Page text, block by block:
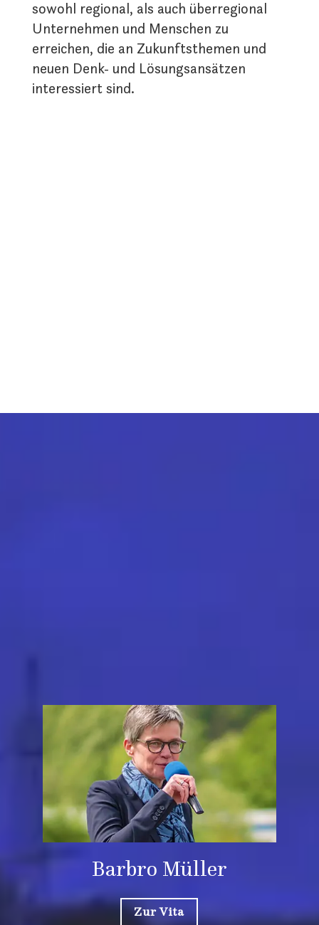
sowohl regional, als auch überregional
Unternehmen und Menschen zu
erreichen, die an Zukunftsthemen und
neuen Denk- und Lösungsansätzen
interessiert sind.
Barbro Müller
Zur Vita